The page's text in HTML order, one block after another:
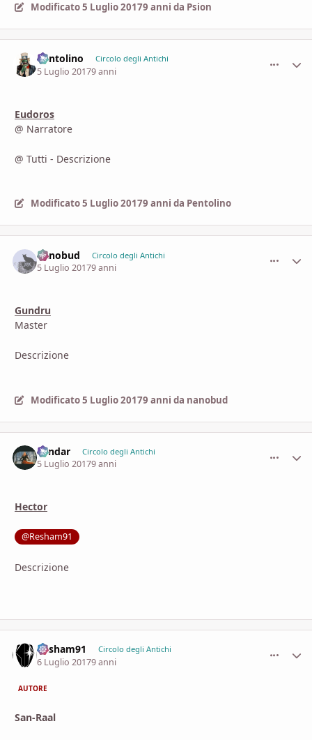
Modificato5 Luglio 20179 anni da Psion
Pentolino Circolo degli Antichi
5 Luglio 20179 anni
Eudoros
@ Narratore
@ Tutti - Descrizione
Modificato5 Luglio 20179 anni da Pentolino
nanobud Circolo degli Antichi
5 Luglio 20179 anni
Gundru
Master
Descrizione
Modificato5 Luglio 20179 anni da nanobud
Landar Circolo degli Antichi
5 Luglio 20179 anni
Hector
@Resham91
Descrizione
Resham91 Circolo degli Antichi
6 Luglio 20179 anni
AUTORE
San-Raal